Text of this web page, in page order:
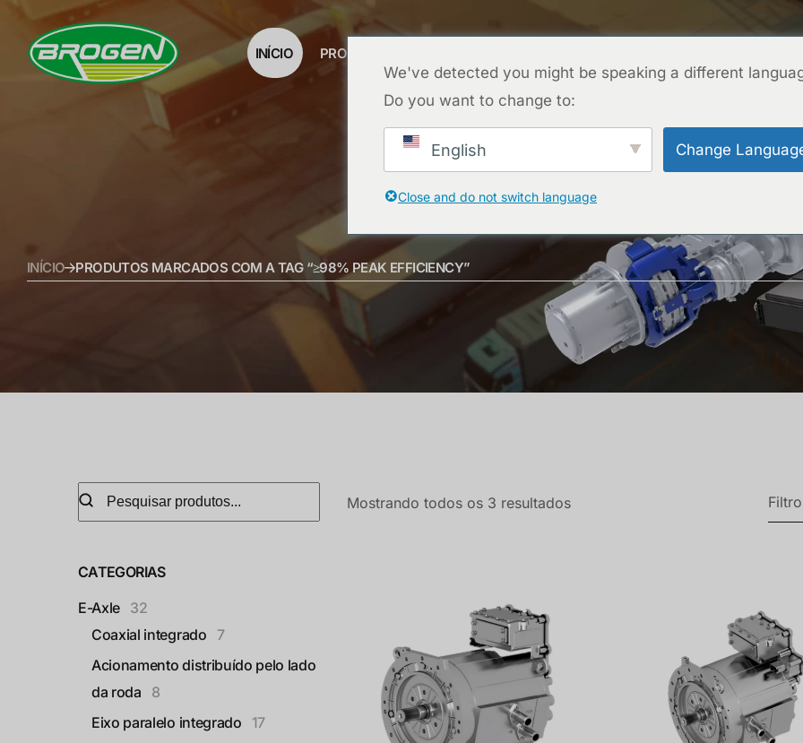
INÍCIO PRODUTOS
ENTRE EM CONTATO CONOSCO
INÍCIO PRODUTOS MARCADOS COM A TAG “≥98% PEAK EFFICIENCY”
Mostrando todos os 3 resultados
CATEGORIAS
E-Axle 32
Coaxial integrado
7
Acionamento distribuído pelo lado
da roda
8
Eixo paralelo integrado
17
We've detected you might be speaking a different
Do you want to change to:
English Change
Close and do not switch language